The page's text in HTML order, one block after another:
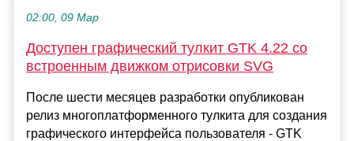
02:00, 09 Мар
Доступен графический тулкит GTK 4.22 со
встроенным движком отрисовки SVG
После шести месяцев разработки опубликован
релиз многоплатформенного тулкита для создания
графического интерфейса пользователя - GTK